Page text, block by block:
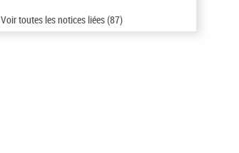
Voir toutes les notices liées (87)